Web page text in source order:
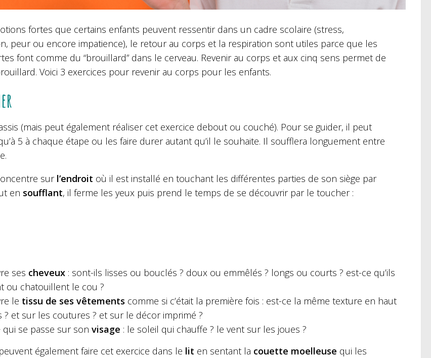
fortes que certains enfants peuvent ressentir dans un cadre scolaire (stress,
peur ou encore impatience), le retour au corps et la respiration sont utiles parce que les
font comme du “brouillard” dans le cerveau. Revenir au corps et aux cinq sens permet de
Voici 3 exercices pour revenir au corps pour les enfants.
(mais peut également réaliser cet exercice debout ou couché). Pour se guider, il peut
5 à chaque étape ou les faire durer autant qu’il le souhaite. Il soufflera longuement entre
sur l’endroit où il est installé en touchant les différentes parties de son siège par
en soufflant, il ferme les yeux puis prend le temps de se découvrir par le toucher :
ses cheveux : sont-ils lisses ou bouclés ? doux ou emmêlés ? longs ou courts ? est-ce qu’ils
ou chatouillent le cou ?
le tissu de ses vêtements comme si c’était la première fois : est-ce la même texture en haut
? et sur les coutures ? et sur le décor imprimé ?
qui se passe sur son visage : le soleil qui chauffe ? le vent sur les joues ?
également faire cet exercice dans le lit en sentant la couette moelleuse qui les